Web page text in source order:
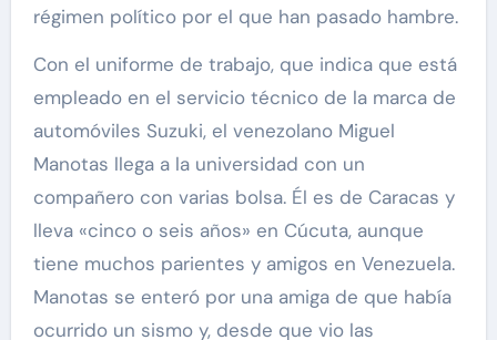
régimen político por el que han pasado hambre.
Con el uniforme de trabajo, que indica que está
empleado en el servicio técnico de la marca de
automóviles Suzuki, el venezolano Miguel
Manotas llega a la universidad con un
compañero con varias bolsa. Él es de Caracas y
lleva «cinco o seis años» en Cúcuta, aunque
tiene muchos parientes y amigos en Venezuela.
Manotas se enteró por una amiga de que había
ocurrido un sismo y, desde que vio las